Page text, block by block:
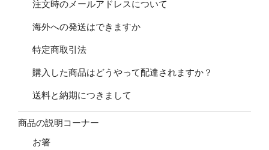
注文時のメールアドレスについて
海外への発送はできますか
特定商取引法
購入した商品はどうやって配達されますか？
送料と納期につきまして
商品の説明コーナー
お箸